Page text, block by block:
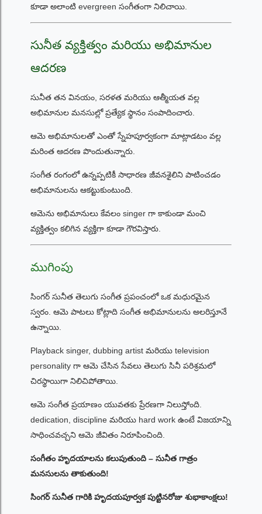
కూడా అలాంటి evergreen సంగీతంగా నిలిచాయి.
సునీత వ్యక్తిత్వం మరియు అభిమానుల
ఆదరణ
సునీత తన వినయం, సరళత మరియు ఆత్మీయత వల్ల
అభిమానుల మనసుల్లో ప్రత్యేక స్థానం సంపాదించారు.
ఆమె అభిమానులతో ఎంతో స్నేహపూర్వకంగా మాట్లాడటం వల్ల
మరింత ఆదరణ పొందుతున్నారు.
సంగీత రంగంలో ఉన్నప్పటికీ సాధారణ జీవనశైలిని పాటించడం
అభిమానులను ఆకట్టుకుంటుంది.
ఆమెను అభిమానులు కేవలం singer గా కాకుండా మంచి
వ్యక్తిత్వం కలిగిన వ్యక్తిగా కూడా గౌరవిస్తారు.
ముగింపు
సింగర్ సునీత తెలుగు సంగీత ప్రపంచంలో ఒక మధురమైన
స్వరం. ఆమె పాటలు కోట్లాది సంగీత అభిమానులను అలరిస్తూనే
ఉన్నాయి.
Playback singer, dubbing artist మరియు television
personality గా ఆమె చేసిన సేవలు తెలుగు సినీ పరిశ్రమలో
చిరస్థాయిగా నిలిచిపోతాయి.
ఆమె సంగీత ప్రయాణం యువతకు ప్రేరణగా నిలుస్తోంది.
dedication, discipline మరియు hard work ఉంటే విజయాన్ని
సాధించవచ్చని ఆమె జీవితం నిరూపించింది.
సంగీతం హృదయాలను కలుపుతుంది – సునీత గాత్రం
మనసులను తాకుతుంది!
సింగర్ సునీత గారికి హృదయపూర్వక పుట్టినరోజు శుభాకాంక్షలు!